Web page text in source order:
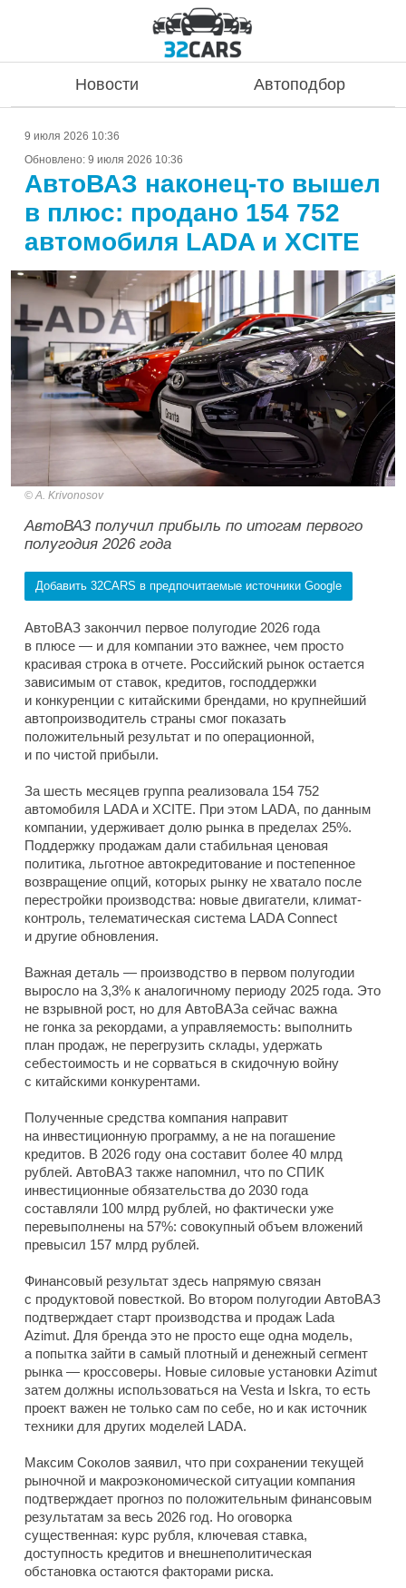
Новости Автоподбор
9 июля 2026 10:36
Обновлено: 9 июля 2026 10:36
АвтоВАЗ наконец-то вышел
в плюс: продано 154 752
автомобиля LADA и XCITE
A. Krivonosov
АвтоВАЗ получил прибыль по итогам первого
полугодия 2026 года
Добавить 32CARS в предпочитаемые источники Google
АвтоВАЗ закончил первое полугодие 2026 года
в плюсе — и для компании это важнее, чем просто
красивая строка в отчете. Российский рынок остается
зависимым от ставок, кредитов, господдержки
и конкуренции с китайскими брендами, но крупнейший
автопроизводитель страны смог показать
положительный результат и по операционной,
и по чистой прибыли.
За шесть месяцев группа реализовала 154 752
автомобиля LADA и XCITE. При этом LADA, по данным
компании, удерживает долю рынка в пределах 25%.
Поддержку продажам дали стабильная ценовая
политика, льготное автокредитование и постепенное
возвращение опций, которых рынку не хватало после
перестройки производства: новые двигатели, климат-
контроль, телематическая система LADA Connect
и другие обновления.
Важная деталь — производство в первом полугодии
выросло на 3,3% к аналогичному периоду 2025 года. Это
не взрывной рост, но для АвтоВАЗа сейчас важна
не гонка за рекордами, а управляемость: выполнить
план продаж, не перегрузить склады, удержать
себестоимость и не сорваться в скидочную войну
с китайскими конкурентами.
Полученные средства компания направит
на инвестиционную программу, а не на погашение
кредитов. В 2026 году она составит более 40 млрд
рублей. АвтоВАЗ также напомнил, что по СПИК
инвестиционные обязательства до 2030 года
составляли 100 млрд рублей, но фактически уже
перевыполнены на 57%: совокупный объем вложений
превысил 157 млрд рублей.
Финансовый результат здесь напрямую связан
с продуктовой повесткой. Во втором полугодии АвтоВАЗ
подтверждает старт производства и продаж Lada
Azimut. Для бренда это не просто еще одна модель,
а попытка зайти в самый плотный и денежный сегмент
рынка — кроссоверы. Новые силовые установки Azimut
затем должны использоваться на Vesta и Iskra, то есть
проект важен не только сам по себе, но и как источник
техники для других моделей LADA.
Максим Соколов заявил, что при сохранении текущей
рыночной и макроэкономической ситуации компания
подтверждает прогноз по положительным финансовым
результатам за весь 2026 год. Но оговорка
существенная: курс рубля, ключевая ставка,
доступность кредитов и внешнеполитическая
обстановка остаются факторами риска.